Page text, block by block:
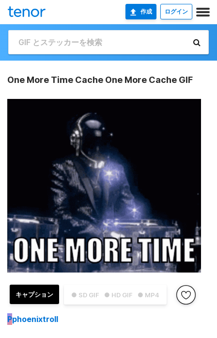
作成 ログイン
One More Time Cache One More Cache GIF
● SD GIF ● HD GIF ● MP4
キャプション
Pphoenixtroll